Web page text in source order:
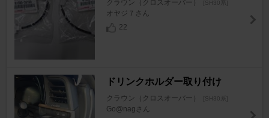
クラウン（クロスオーバー） [SH30系]
オヤジ７さん
22
ドリンクホルダー取り付け
クラウン（クロスオーバー） [SH30系]
Go@nagさん